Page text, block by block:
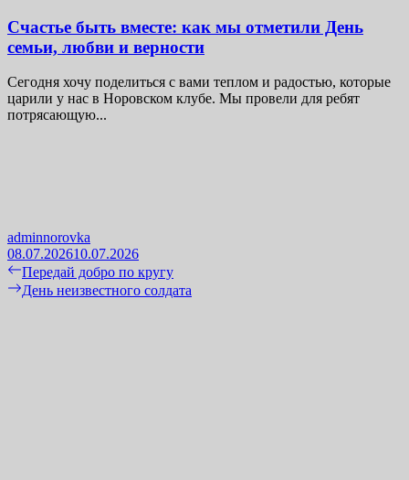
Счастье быть вместе: как мы отметили День
семьи, любви и верности
Сегодня хочу поделиться с вами теплом и радостью, которые
царили у нас в Норовском клубе. Мы провели для ребят
потрясающую...
adminnorovka
08.07.202610.07.2026
Навигация
по
Previous
post:
Передай добро по кругу
Next
День неизвестного солдата